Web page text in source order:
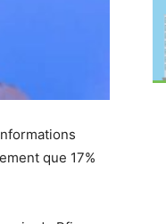
que 17%